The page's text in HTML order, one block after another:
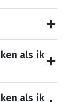
als ik
als ik